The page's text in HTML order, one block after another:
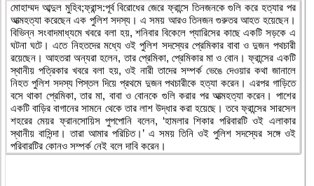
মোহাম্মদ আব্দুল মুহিব;ফ্রান্স:পূর্ব বিরোধের জেরে ফ্রান্সে তিনজনকে গুলি করে হত্যার পর
আত্মহত্যা করেছেন এক পুলিশ সদস্য। এ সময় আরও তিনজন গুরুতর আহত হয়েছেন।
বিভিন্ন সংবাদমাধ্যমে খবরে বলা হয়, শনিবার বিকেলে প্যারিসের কাছে একটি সড়কে এ
ঘটনা ঘটে। এতে নিহতদের মধ্যে ওই পুলিশ সদস্যের প্রেমিকার বাবা ও দুজন পথচারী
রয়েছেন। আহতরা অন্যরা হলেন, তার প্রেমিকা, প্রেমিকার মা ও বোন। ফ্রান্সের একটি
স্থানীয় পত্রিকার খবরে বলা হয়, ওই নারী তাদের সম্পর্ক ভেঙে দেওয়ার কথা জানালে
নিহত পুলিশ সদস্য পিস্তল দিয়ে প্রথমে দুজন পথচারীকে হত্যা করেন। এরপর গাড়িতে
বসে থাকা প্রেমিকা, তার মা, বাবা ও বোনকে গুলি করার পর আত্মহত্যা করেন। পাশের
একটি বাড়ির বাগানের সামনে থেকে তার লাশ উদ্ধার করা হয়েছে। তবে ফ্রান্সের সারসেল
শহরের মেয়র ফ্রানসোয়িস পুপপোনি বলেন, ‘হামলার শিকার পরিবারটি ওই এলাকার
স্থানীয় বাসিন্দা। তারা আমার পরিচিত।’ এ সময় তিনি ওই পুলিশ সদস্যের সঙ্গে ওই
পরিবারটির কোনও সম্পর্ক নেই বলে দাবি করেন।